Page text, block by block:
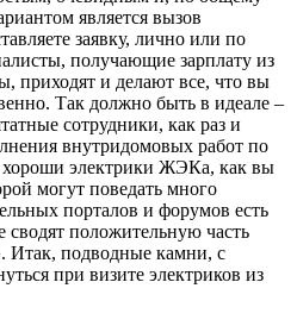
является вызов
заявку, лично или по
получающие зарплату из
приходят и делают все, что вы
Так должно быть в идеале –
сотрудники, как раз и
внутридомовых работ по
хороши электрики ЖЭКа, как вы
могут поведать много
порталов и форумов есть
сводят положительную часть
Итак, подводные камни, с
при визите электриков из